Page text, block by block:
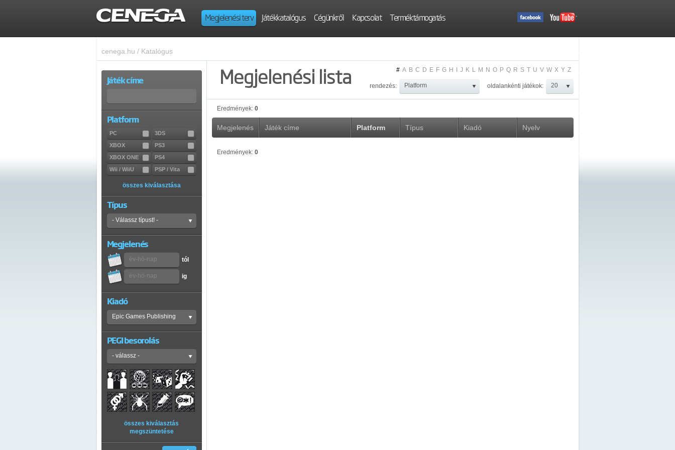
Megjelenési terv Játékkatalógus Cégünkről Kapcsolat Terméktámogatás
cenega.hu / Katalógus
Játék címe
Platform
PC
3DS
XBOX
PS3
XBOX ONE
PS4
Wii / WiiU
PSP / Vita
összes kiválasztása
Típus
Megjelenés
tól
ig
Kiadó
PEGI besorolás
összes kiválasztás
megszüntetése
Megjelenési lista # A B C D E F G H J K L M N O P Q R S T U V W X Y Z
rendezés: oldalankénti játékok:
Eredmények: 0
Megjelenés Játék címe Platform Típus Kiadó Nyelv
Eredmények: 0